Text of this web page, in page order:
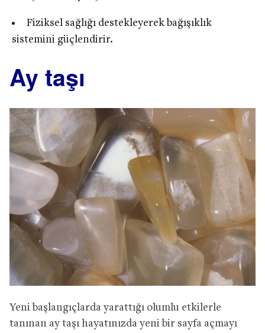
Fiziksel sağlığı destekleyerek bağışıklık
sistemini güçlendirir.
Ay taşı
Yeni başlangıçlarda yarattığı olumlu etkilerle
tanınan ay taşı hayatınızda yeni bir sayfa açmayı